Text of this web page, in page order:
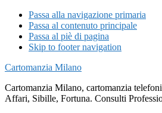
Passa alla navigazione primaria
Passa al contenuto principale
Passa al piè di pagina
Skip to footer navigation
Cartomanzia Milano
Cartomanzia Milano, cartomanzia
Affari, Sibille, Fortuna. Consulti